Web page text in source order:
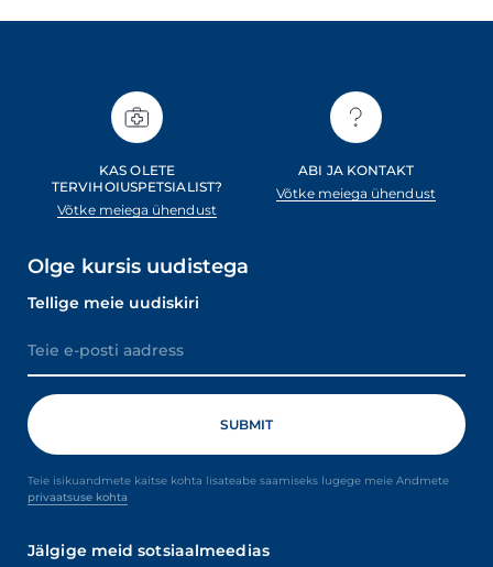
KAS OLETE
TERVIHOIUSPETSIALIST?
Võtke meiega ühendust
ABI JA KONTAKT
Võtke meiega ühendust
Olge kursis uudistega
Tellige meie uudiskiri
Teie isikuandmete kaitse kohta lisateabe saamiseks lugege meie Andmete
privaatsuse kohta
Jälgige meid sotsiaalmeedias